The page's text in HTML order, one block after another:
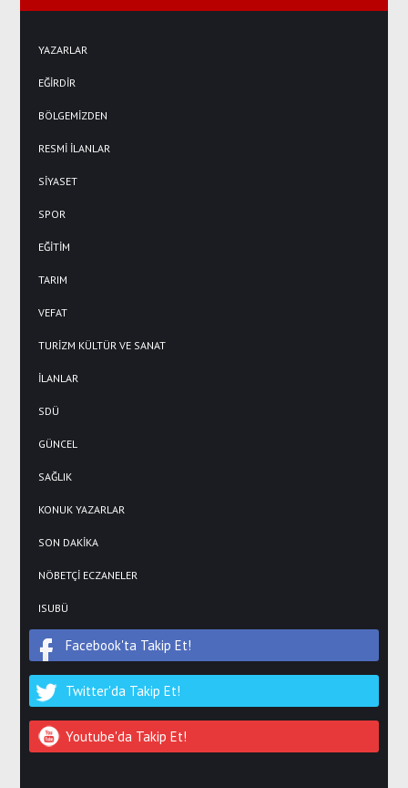
YAZARLAR
EĞİRDİR
BÖLGEMİZDEN
RESMİ İLANLAR
SİYASET
SPOR
EĞİTİM
TARIM
VEFAT
TURİZM KÜLTÜR VE SANAT
İLANLAR
SDÜ
GÜNCEL
SAĞLIK
KONUK YAZARLAR
SON DAKİKA
NÖBETÇİ ECZANELER
ISUBÜ
Facebook'ta Takip Et!
Twitter'da Takip Et!
Youtube'da Takip Et!